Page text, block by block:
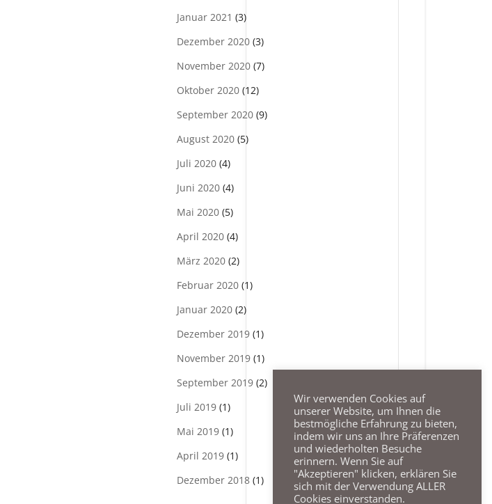
Januar 2021 (3)
Dezember 2020(3)
November 2020(7)
Oktober 2020(12)
September 2020(9)
August 2020(5)
Juli 2020(4)
Juni 2020(4)
Mai 2020(5)
April 2020(4)
März 2020(2)
Februar 2020(1)
Januar 2020(2)
Dezember 2019(1)
November 2019(1)
September 2019(2)
Juli 2019(1)
Mai 2019(1)
April 2019(1)
Dezember 2018(1)
Wir verwenden Cookies auf
unserer Website, um Ihnen die
bestmögliche Erfahrung zu bieten,
indem wir uns an Ihre Präferenzen
und wiederholten Besuche
erinnern. Wenn Sie auf
"Akzeptieren" klicken, erklären Sie
sich mit der Verwendung ALLER
Cookies einverstanden.